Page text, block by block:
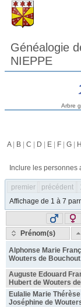
Généalogie
NIEPPE
Arbre
A| B| C | D | E| F| G| H
Inclure les personnes
premier précédent
Affichage de 1 à 7
Prénom(s)
Alphonse Marie
Wouters de Bouchout
Auguste Edouard
Hubert de Wouters
Eulalie Marie
Joséphine de